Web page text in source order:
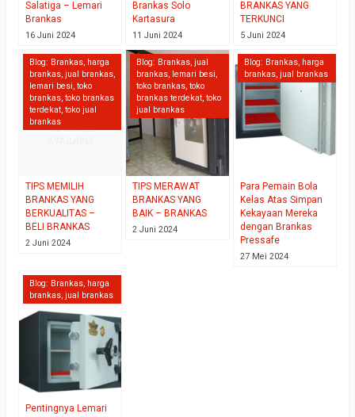
Salatiga – Lemari
Brankas
16 Juni 2024
Brankas Solo
Kartasura
11 Juni 2024
BRANKAS YANG
TERKUNCI
5 Juni 2024
Blog: Brankas harga
brankas jual brankas
lemari besi toko
brankas toko brankas
terdekat toko jual
brankas
TIPS MEMILIH
BRANKAS YANG
BERKUALITAS –
BELI BRANKAS
2 Juni 2024
Blog: Brankas ,jual
brankas lemari besi
toko brankas ,toko
brankas terdekat ,toko
jual brankas
TIPS MERAWAT
BRANKAS YANG
BAIK – BRANKAS
2 Juni 2024
Blog: Brankas, harga
brankas, jual brankas
Para Pemain Bola
Kelas Atas Simpan
Kekayaan Mereka
dengan Brankas
Pressafe
27 Mei 2024
Blog: Brankas, harga
brankas, jual brankas
Pentingnya Lemari